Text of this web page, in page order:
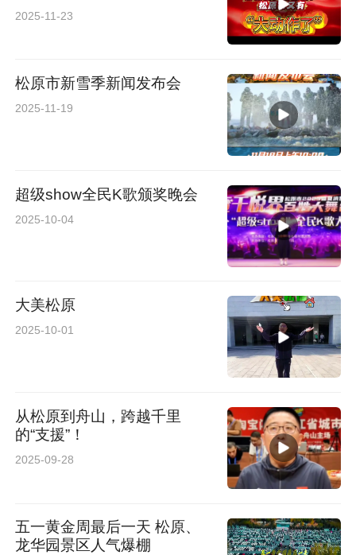
2025-11-23
松原市新雪季新闻发布会
2025-11-19
超级show全民K歌颁奖晚会
2025-10-04
大美松原
2025-10-01
从松原到舟山，跨越千里
的“支援”！
2025-09-28
五一黄金周最后一天 松原、
龙华园景区人气爆棚